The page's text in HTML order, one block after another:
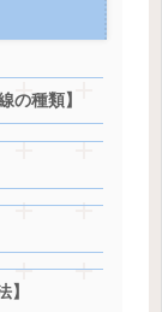
の種類】
】